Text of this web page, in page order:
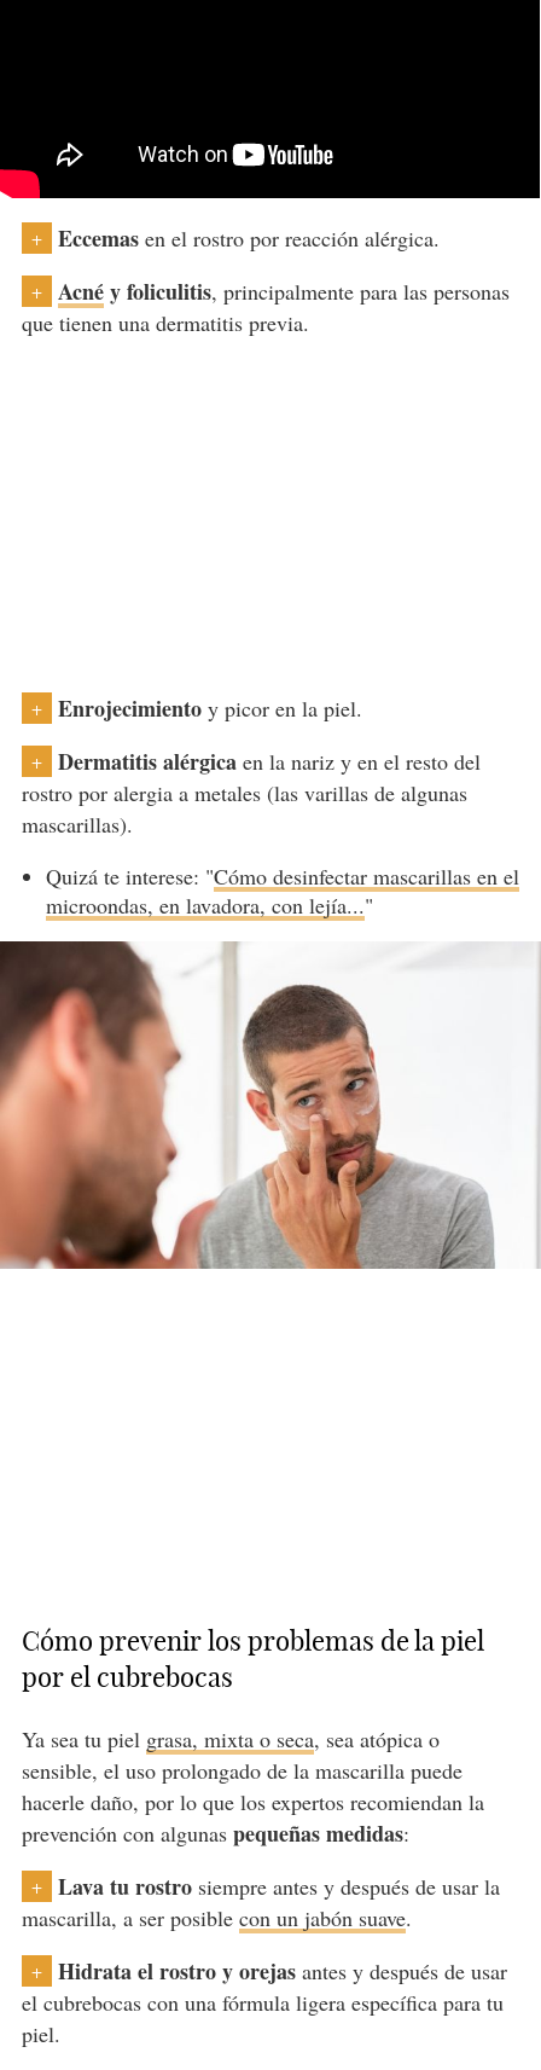
+ Eccemasen el rostro por reacción alérgica.
+ Acnéy foliculitis, principalmente para las personas
que tienen una dermatitis previa.
+ Enrojecimientoy picor en la piel.
+ Dermatitis alérgicaen la nariz y en el resto del
rostro por alergia a metales (las varillas de algunas
mascarillas).
Quizá te interese: "Cómo desinfectar mascarillas en el
microondas, en lavadora, con lejía..."
Cómo prevenirlos problemas de la piel
por el cubrebocas
Ya sea tu piel grasa, mixta o seca, sea atópica o
sensible, el uso prolongado de la mascarilla puede
hacerle daño, por lo que los expertos recomiendan la
prevención con algunas pequeñas medidas:
+ Lava tu rostrosiempre antes y después de usar la
mascarilla, a ser posible con un jabón suave.
+ Hidrata el rostro y orejasantes y después de usar
el cubrebocas con una fórmula ligera específica para tu
piel.